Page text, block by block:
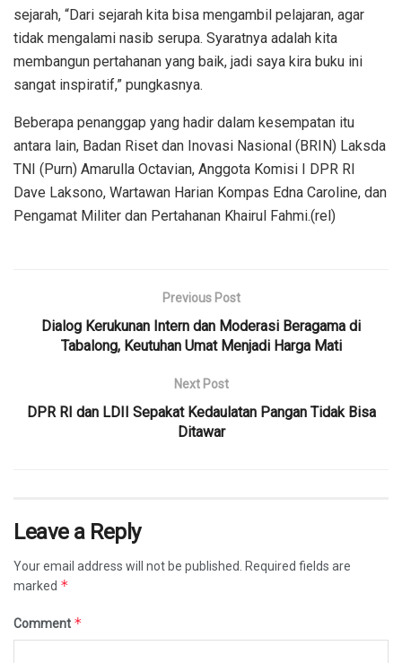
sejarah, “Dari sejarah kita bisa mengambil pelajaran, agar
tidak mengalami nasib serupa. Syaratnya adalah kita
membangun pertahanan yang baik, jadi saya kira buku ini
sangat inspiratif,” pungkasnya.
Beberapa penanggap yang hadir dalam kesempatan itu
antara lain, Badan Riset dan Inovasi Nasional (BRIN) Laksda
TNI (Purn) Amarulla Octavian, Anggota Komisi I DPR RI
Dave Laksono, Wartawan Harian Kompas Edna Caroline, dan
Pengamat Militer dan Pertahanan Khairul Fahmi.(rel)
Previous Post
Dialog Kerukunan Intern dan Moderasi Beragama di
Tabalong, Keutuhan Umat Menjadi Harga Mati
Next Post
DPR RI dan LDII Sepakat Kedaulatan Pangan Tidak Bisa
Ditawar
Leave a Reply
Your email address will not be published. Required fields are
marked *
Comment *